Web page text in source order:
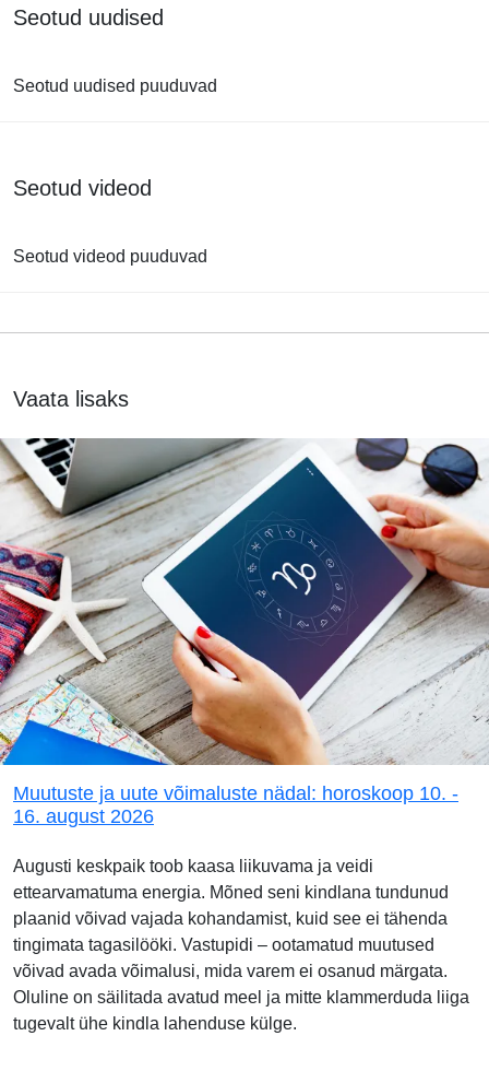
Seotud uudised
Seotud uudised puuduvad
Seotud videod
Seotud videod puuduvad
Vaata lisaks
Muutuste ja uute võimaluste nädal: horoskoop 10. -
16. august 2026
Augusti keskpaik toob kaasa liikuvama ja veidi
ettearvamatuma energia. Mõned seni kindlana tundunud
plaanid võivad vajada kohandamist, kuid see ei tähenda
tingimata tagasilööki. Vastupidi – ootamatud muutused
võivad avada võimalusi, mida varem ei osanud märgata.
Oluline on säilitada avatud meel ja mitte klammerduda liiga
tugevalt ühe kindla lahenduse külge.